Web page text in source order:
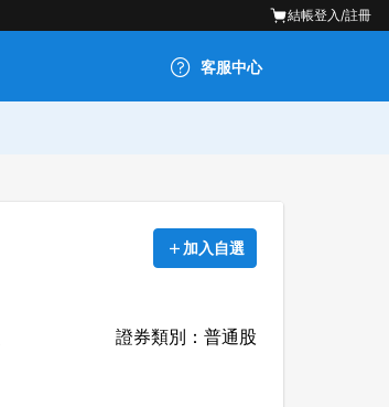
結帳登入/註冊
客服中心
加入自選
證券類別：普通股